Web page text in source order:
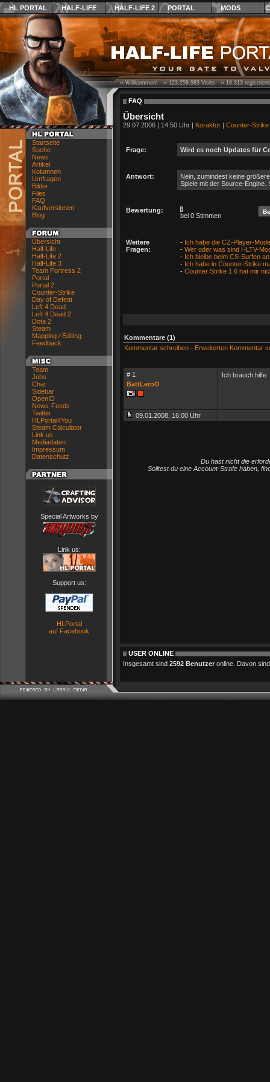
HL PORTAL HALF-LIFE HALF-LIFE 2 PORTAL MODS
Startseite
Suche
News
Artikel
Kolumnen
Umfragen
Bilder
Files
FAQ
Kaufversionen
Blog
Übersicht
Half-Life
Half-Life 2
Half-Life 3
Team Fortress 2
Portal
Portal 2
Counter-Strike
Day of Defeat
Left 4 Dead
Left 4 Dead 2
Dota 2
Steam
Mapping / Editing
Feedback
Team
Jobs
Chat
Sidebar
OpenID
News-Feeds
Twitter
HLPortal4You
Steam Calculator
Link us
Mediadaten
Impressum
Datenschutz
Special Artworks by
Link us:
Support us:
HLPortal
auf Facebook
›› Willkommen! ››123.258.983Visits ››18.313
FAQ
Übersicht
29.07.2006 | 14:50 Uhr | Koraktor | Counter-Strike
Frage: Wird es noch Updates für
Antwort:
Nein, zumindest keine
Spiele mit der Source-Engine.
Bewertung:
bei 0 Stimmen
Weitere
Fragen:
- Ich habe die CZ-Player-
- Wer oder was sind HLTV-
- Ich bleibe beim CS-Surfen
- Ich habe in Counter-Strike
- Counter Strike 1.6 hat mir
Kommentare (1)
Kommentar schreiben - Erweiterten Kommentar
# 1
BattLeroO
Ich brauch hilfe
09.01.2008, 16:00 Uhr
Du hast nicht die
Solltest du eine Account-Strafe haben,
USER ONLINE
Insgesamt sind 2592 Benutzer online. Davon